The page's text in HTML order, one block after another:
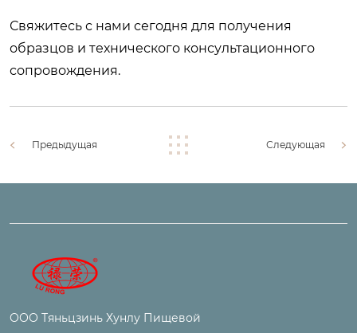
Свяжитесь с нами сегодня для получения
образцов и технического консультационного
сопровождения.
Предыдущая Следующая
ООО Тяньцзинь Хунлу Пищевой